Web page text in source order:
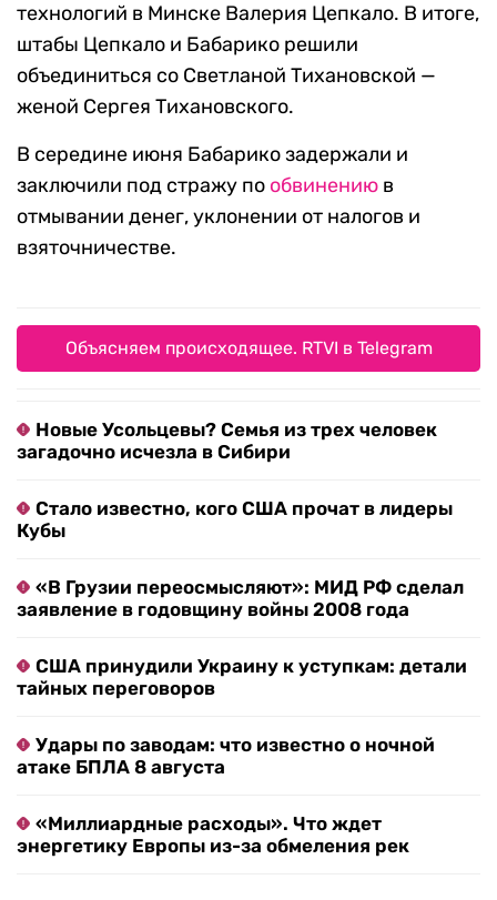
технологий в Минске Валерия Цепкало. В итоге,
штабы Цепкало и Бабарико решили
объединиться со Светланой Тихановской —
женой Сергея Тихановского.
В середине июня Бабарико задержали и
заключили под стражу по обвинению в
отмывании денег, уклонении от налогов и
взяточничестве.
Объясняем происходящее. RTVI в Telegram
Новые Усольцевы? Семья из трех человек
загадочно исчезла в Сибири
Стало известно, кого США прочат в лидеры
Кубы
«В Грузии переосмысляют»: МИД РФ сделал
заявление в годовщину войны 2008 года
США принудили Украину к уступкам: детали
тайных переговоров
Удары по заводам: что известно о ночной
атаке БПЛА 8 августа
«Миллиардные расходы». Что ждет
энергетику Европы из-за обмеления рек